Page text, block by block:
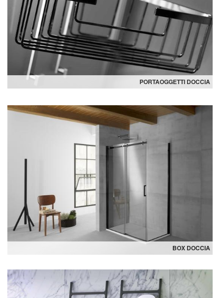
PORTAOGGETTI DOCCIA
BOX DOCCIA